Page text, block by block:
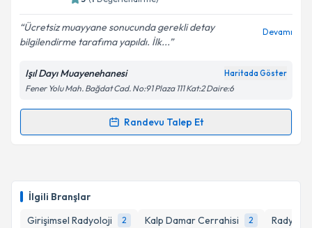
İlgili Branşlar
Girişimsel Radyoloji
2 Kalp Damar Cerrahisi 2 Radyoloji
Kişisel verilerimin işlenmesine ilişkin
Aydınlatma
Metni'ni okudum ve kişisel verilerimin belirtilen
kapsamda işlenmesini kabul ediyorum.
Ücretsiz muayyane sonucunda gerekli detay
bilgilendirme tarafıma yapıldı. İlk...
Devamı
Işıl Dayı Muayenehanesi Haritada Göster
Fener Yolu Mah. Bağdat Cad. No:91 Plaza 111 Kat:2 Daire:6
Randevu Talep Et
Randevu Takvimi Talebi
hazırlandığında e-posta ile bilgilendireceğiz.